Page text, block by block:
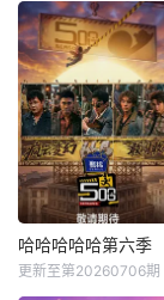
哈哈哈哈哈第六季
更新至第20260706期